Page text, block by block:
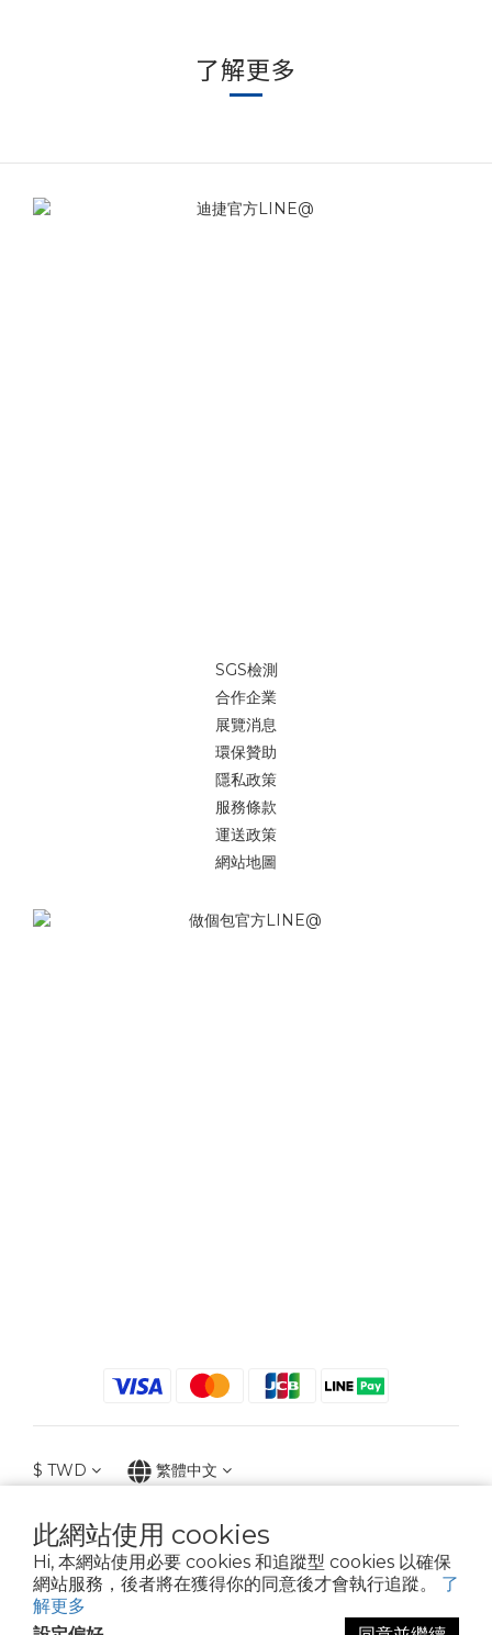
此網站使用 cookies
Hi, 本網站使用必要 cookies 和追蹤型 cookies 以確保
網站服務，後者將在獲得你的同意後才會執行追蹤。 了
解更多
了解更多
SGS檢測
合作企業
展覽消息
環保贊助
隱私政策
服務條款
運送政策
網站地圖
$ TWD 繁體中文
2021 © iGreenbag | DoaBag | Working Hrs 8:30 - 18:00｜新北市新莊區中正路
659-5號3樓 | 02-2903-8800 | 統編 : 28396448 (唯一統編無關係企業)